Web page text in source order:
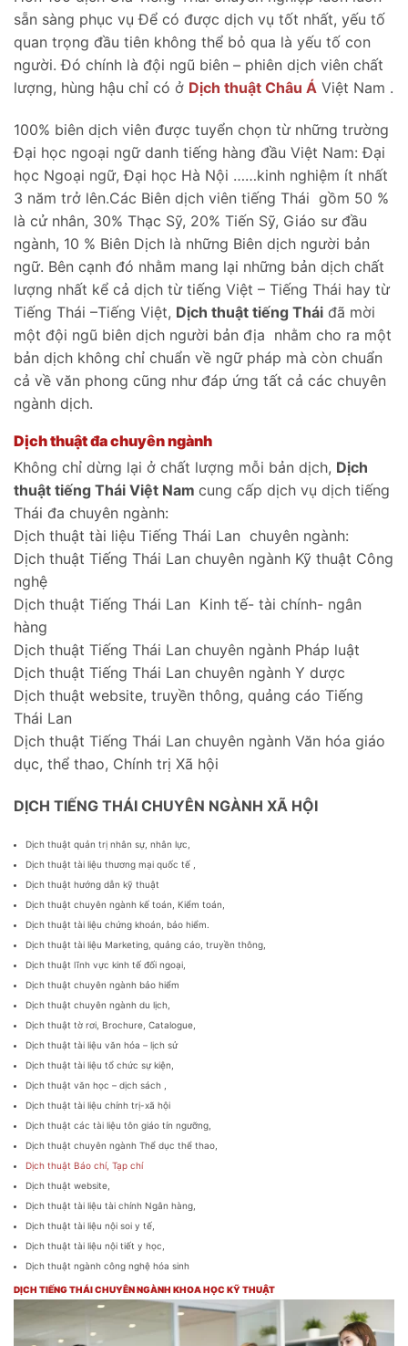
sẵn sàng phục vụ Để có được dịch vụ tốt nhất, yếu tố
quan trọng đầu tiên không thể bỏ qua là yếu tố con
người. Đó chính là đội ngũ biên – phiên dịch viên chất
lượng, hùng hậu chỉ có ở Dịch thuật Châu Á Việt Nam .
100% biên dịch viên được tuyển chọn từ những trường
Đại học ngoại ngữ danh tiếng hàng đầu Việt Nam: Đại
học Ngoại ngữ, Đại học Hà Nội ……kinh nghiệm ít nhất
3 năm trở lên.Các Biên dịch viên tiếng Thái gồm 50 %
là cử nhân, 30% Thạc Sỹ, 20% Tiến Sỹ, Giáo sư đầu
ngành, 10 % Biên Dịch là những Biên dịch người bản
ngữ. Bên cạnh đó nhằm mang lại những bản dịch chất
lượng nhất kể cả dịch từ tiếng Việt – Tiếng Thái hay từ
Tiếng Thái –Tiếng Việt, Dịch thuật tiếng Thái đã mời
một đội ngũ biên dịch người bản địa nhằm cho ra một
bản dịch không chỉ chuẩn về ngữ pháp mà còn chuẩn
cả về văn phong cũng như đáp ứng tất cả các chuyên
ngành dịch.
Dịch thuật đa chuyên ngành
Không chỉ dừng lại ở chất lượng mỗi bản dịch, Dịch
thuật tiếng Thái Việt Nam cung cấp dịch vụ dịch tiếng
Thái đa chuyên ngành:
Dịch thuật tài liệu Tiếng Thái Lan chuyên ngành:
Dịch thuật Tiếng Thái Lan chuyên ngành Kỹ thuật Công
nghệ
Dịch thuật Tiếng Thái Lan Kinh tế- tài chính- ngân
hàng
Dịch thuật Tiếng Thái Lan chuyên ngành Pháp luật
Dịch thuật Tiếng Thái Lan chuyên ngành Y dược
Dịch thuật website, truyền thông, quảng cáo Tiếng
Thái Lan
Dịch thuật Tiếng Thái Lan chuyên ngành Văn hóa giáo
dục, thể thao, Chính trị Xã hội
DỊCH TIẾNG THÁI CHUYÊN NGÀNH XÃ HỘI
Dịch thuật quản trị nhân sự, nhân lực,
Dịch thuật tài liệu thương mại quốc tế ,
Dịch thuật hướng dẫn kỹ thuật
Dịch thuật chuyên ngành kế toán, Kiểm toán,
Dịch thuật tài liệu chứng khoán, bảo hiểm.
Dịch thuật tài liệu Marketing, quảng cáo, truyền thông,
Dịch thuật lĩnh vực kinh tế đối ngoại,
Dịch thuật chuyên ngành bảo hiểm
Dịch thuật chuyên ngành du lịch,
Dịch thuật tờ rơi, Brochure, Catalogue,
Dịch thuật tài liệu văn hóa – lịch sử
Dịch thuật tài liệu tổ chức sự kiện,
Dịch thuật văn học – dịch sách ,
Dịch thuật tài liệu chính trị-xã hội
Dịch thuật các tài liệu tôn giáo tín ngưỡng,
Dịch thuật chuyên ngành Thể dục thể thao,
Dịch thuật Báo chí, Tạp chí
Dịch thuật website,
Dịch thuật tài liệu tài chính Ngân hàng,
Dịch thuật tài liệu nội soi y tế,
Dịch thuật tài liệu nội tiết y học,
Dịch thuật ngành công nghệ hóa sinh
DỊCH TIẾNG THÁI CHUYÊN NGÀNH KHOA HỌC KỸ THUẬT